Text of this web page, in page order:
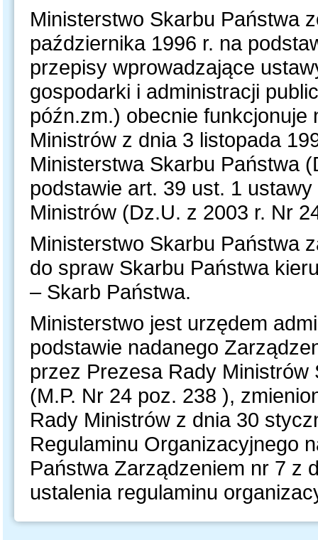
Ministerstwo Skarbu Państwa
października 1996 r. na
przepisy wprowadzające
gospodarki i administracji
późn.zm.) obecnie
Ministrów z dnia 3 listopada
Ministerstwa Skarbu Państwa
podstawie art. 39 ust. 1
Ministrów (Dz.U. z 2003 r. Nr
Ministerstwo Skarbu Państwa
do spraw Skarbu Państwa
– Skarb Państwa.
Ministerstwo jest urzędem
podstawie nadanego
przez Prezesa Rady
(M.P. Nr 24 poz. 238 ),
Rady Ministrów z dnia 30
Regulaminu Organizacyjnego
Państwa Zarządzeniem nr 7 z
ustalenia regulaminu